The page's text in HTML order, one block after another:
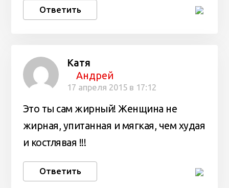
Ответить
Катя
Андрей
17 апреля 2015 в 17:12
Это ты сам жирный! Женщина не
жирная, упитанная и мягкая, чем худая
и костлявая !!!
Ответить